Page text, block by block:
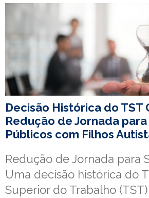
Decisão Histórica do TST
Redução de Jornada
Públicos com Filhos
Redução de Jornada para
Uma decisão histórica do
Superior do Trabalho